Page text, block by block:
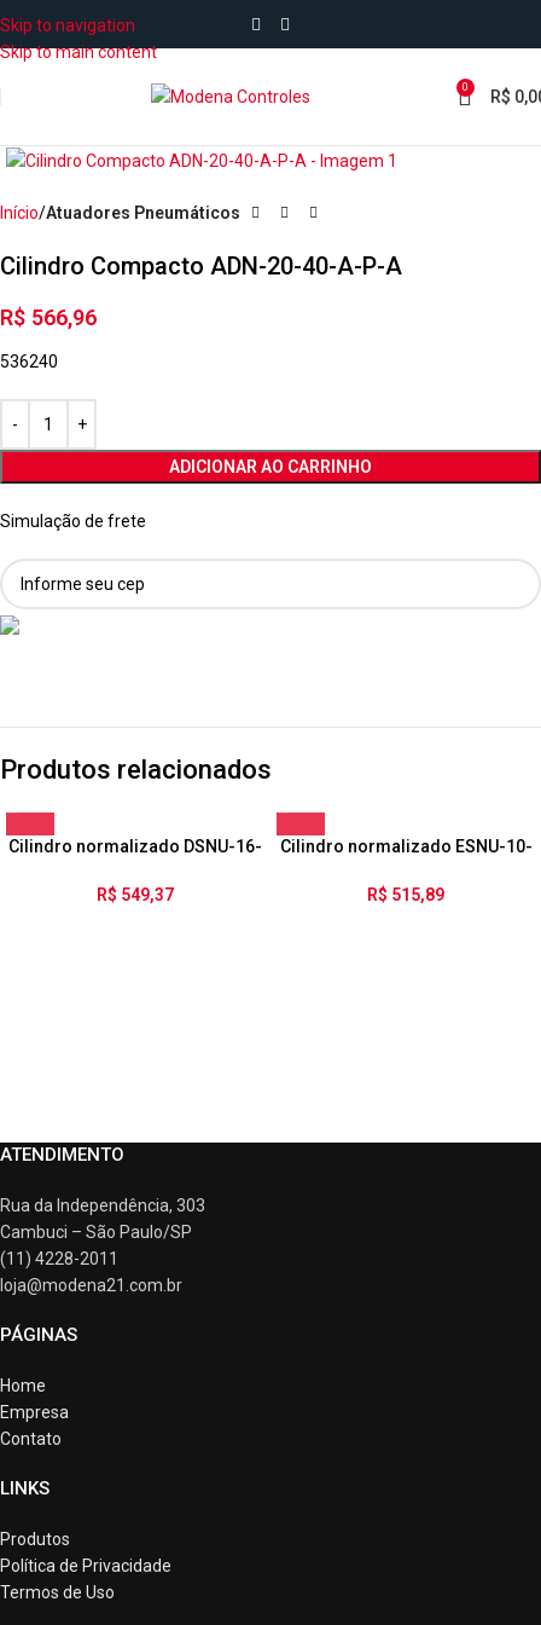
Skip to navigation
Skip to main content
0 R$
Início Atuadores Pneumáticos
Cilindro Compacto ADN-20-40-A-P-A
R$ 566,96
536240
ADICIONAR AO CARRINHO
Simulação de frete
Produtos relacionados
Cilindro normalizado DSNU-16-
R$ 549,37
Cilindro normalizado ESNU-10-
R$ 515,89
ATENDIMENTO
Rua da Independência, 303
Cambuci – São Paulo/SP
(11) 4228-2011
loja@modena21.com.br
PÁGINAS
Home
Empresa
Contato
LINKS
Produtos
Política de Privacidade
Termos de Uso